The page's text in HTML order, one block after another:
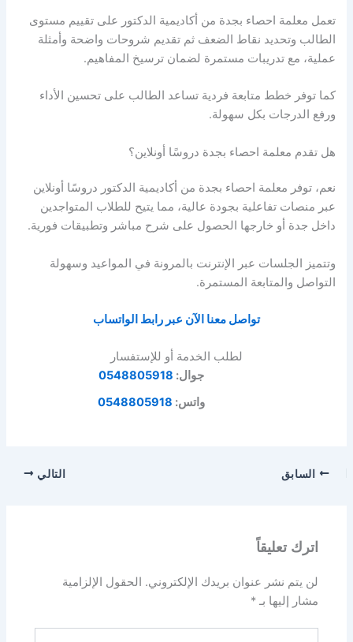
تعمل معلمة احصاء بجدة من أكاديمية الدكتور على تقييم مستوى
الطالب وتحديد نقاط الضعف ثم تقديم شروحات واضحة وأمثلة
عملية، مع تدريبات مستمرة لضمان ترسيخ المفاهيم.
كما توفر خطط متابعة فردية تساعد الطالب على تحسين الأداء
ورفع الدرجات بكل سهولة.
هل تقدم معلمة احصاء بجدة دروسًا أونلاين؟
نعم، توفر معلمة احصاء بجدة من أكاديمية الدكتور دروسًا أونلاين
عبر منصات تفاعلية بجودة عالية، مما يتيح للطلاب المتواجدين
داخل جدة أو خارجها الحصول على شرح مباشر وتطبيقات فورية.
وتتميز الجلسات عبر الإنترنت بالمرونة في المواعيد وسهولة
التواصل والمتابعة المستمرة.
تواصل معنا الآن عبر رابط الواتساب
لطلب الخدمة أو للإستفسار
جوال: 0548805918
واتس: 0548805918
السابق التالي
اترك تعليقاً
لن يتم نشر عنوان بريدك الإلكتروني. الحقول الإلزامية
مشار إليها بـ*